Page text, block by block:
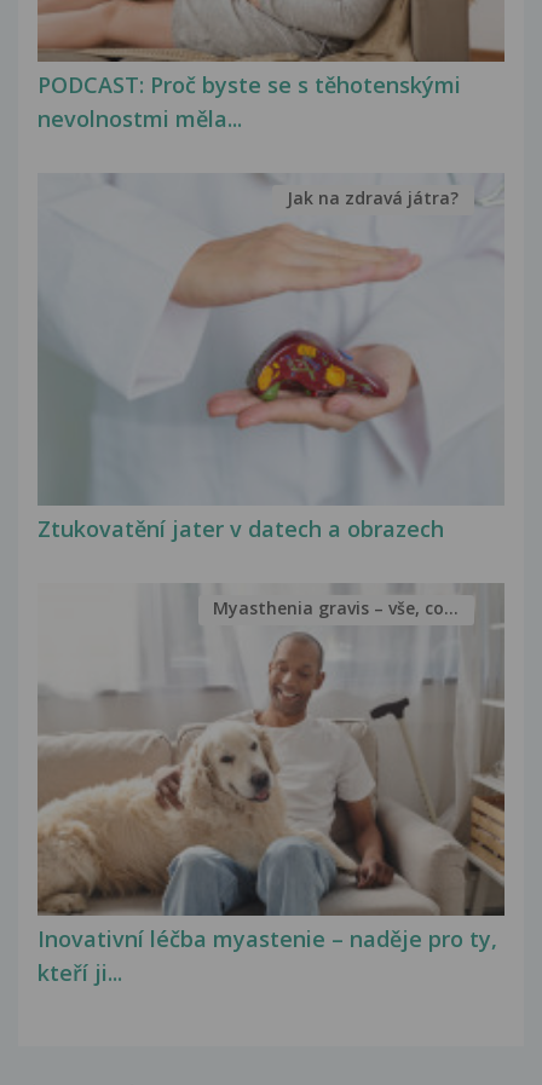
PODCAST: Proč byste se s těhotenskými
nevolnostmi měla...
Ztukovatění jater v datech a obrazech
Jak na zdravá játra?
Inovativní léčba myastenie – naděje pro ty,
kteří ji...
Myasthenia gravis – vše, co...